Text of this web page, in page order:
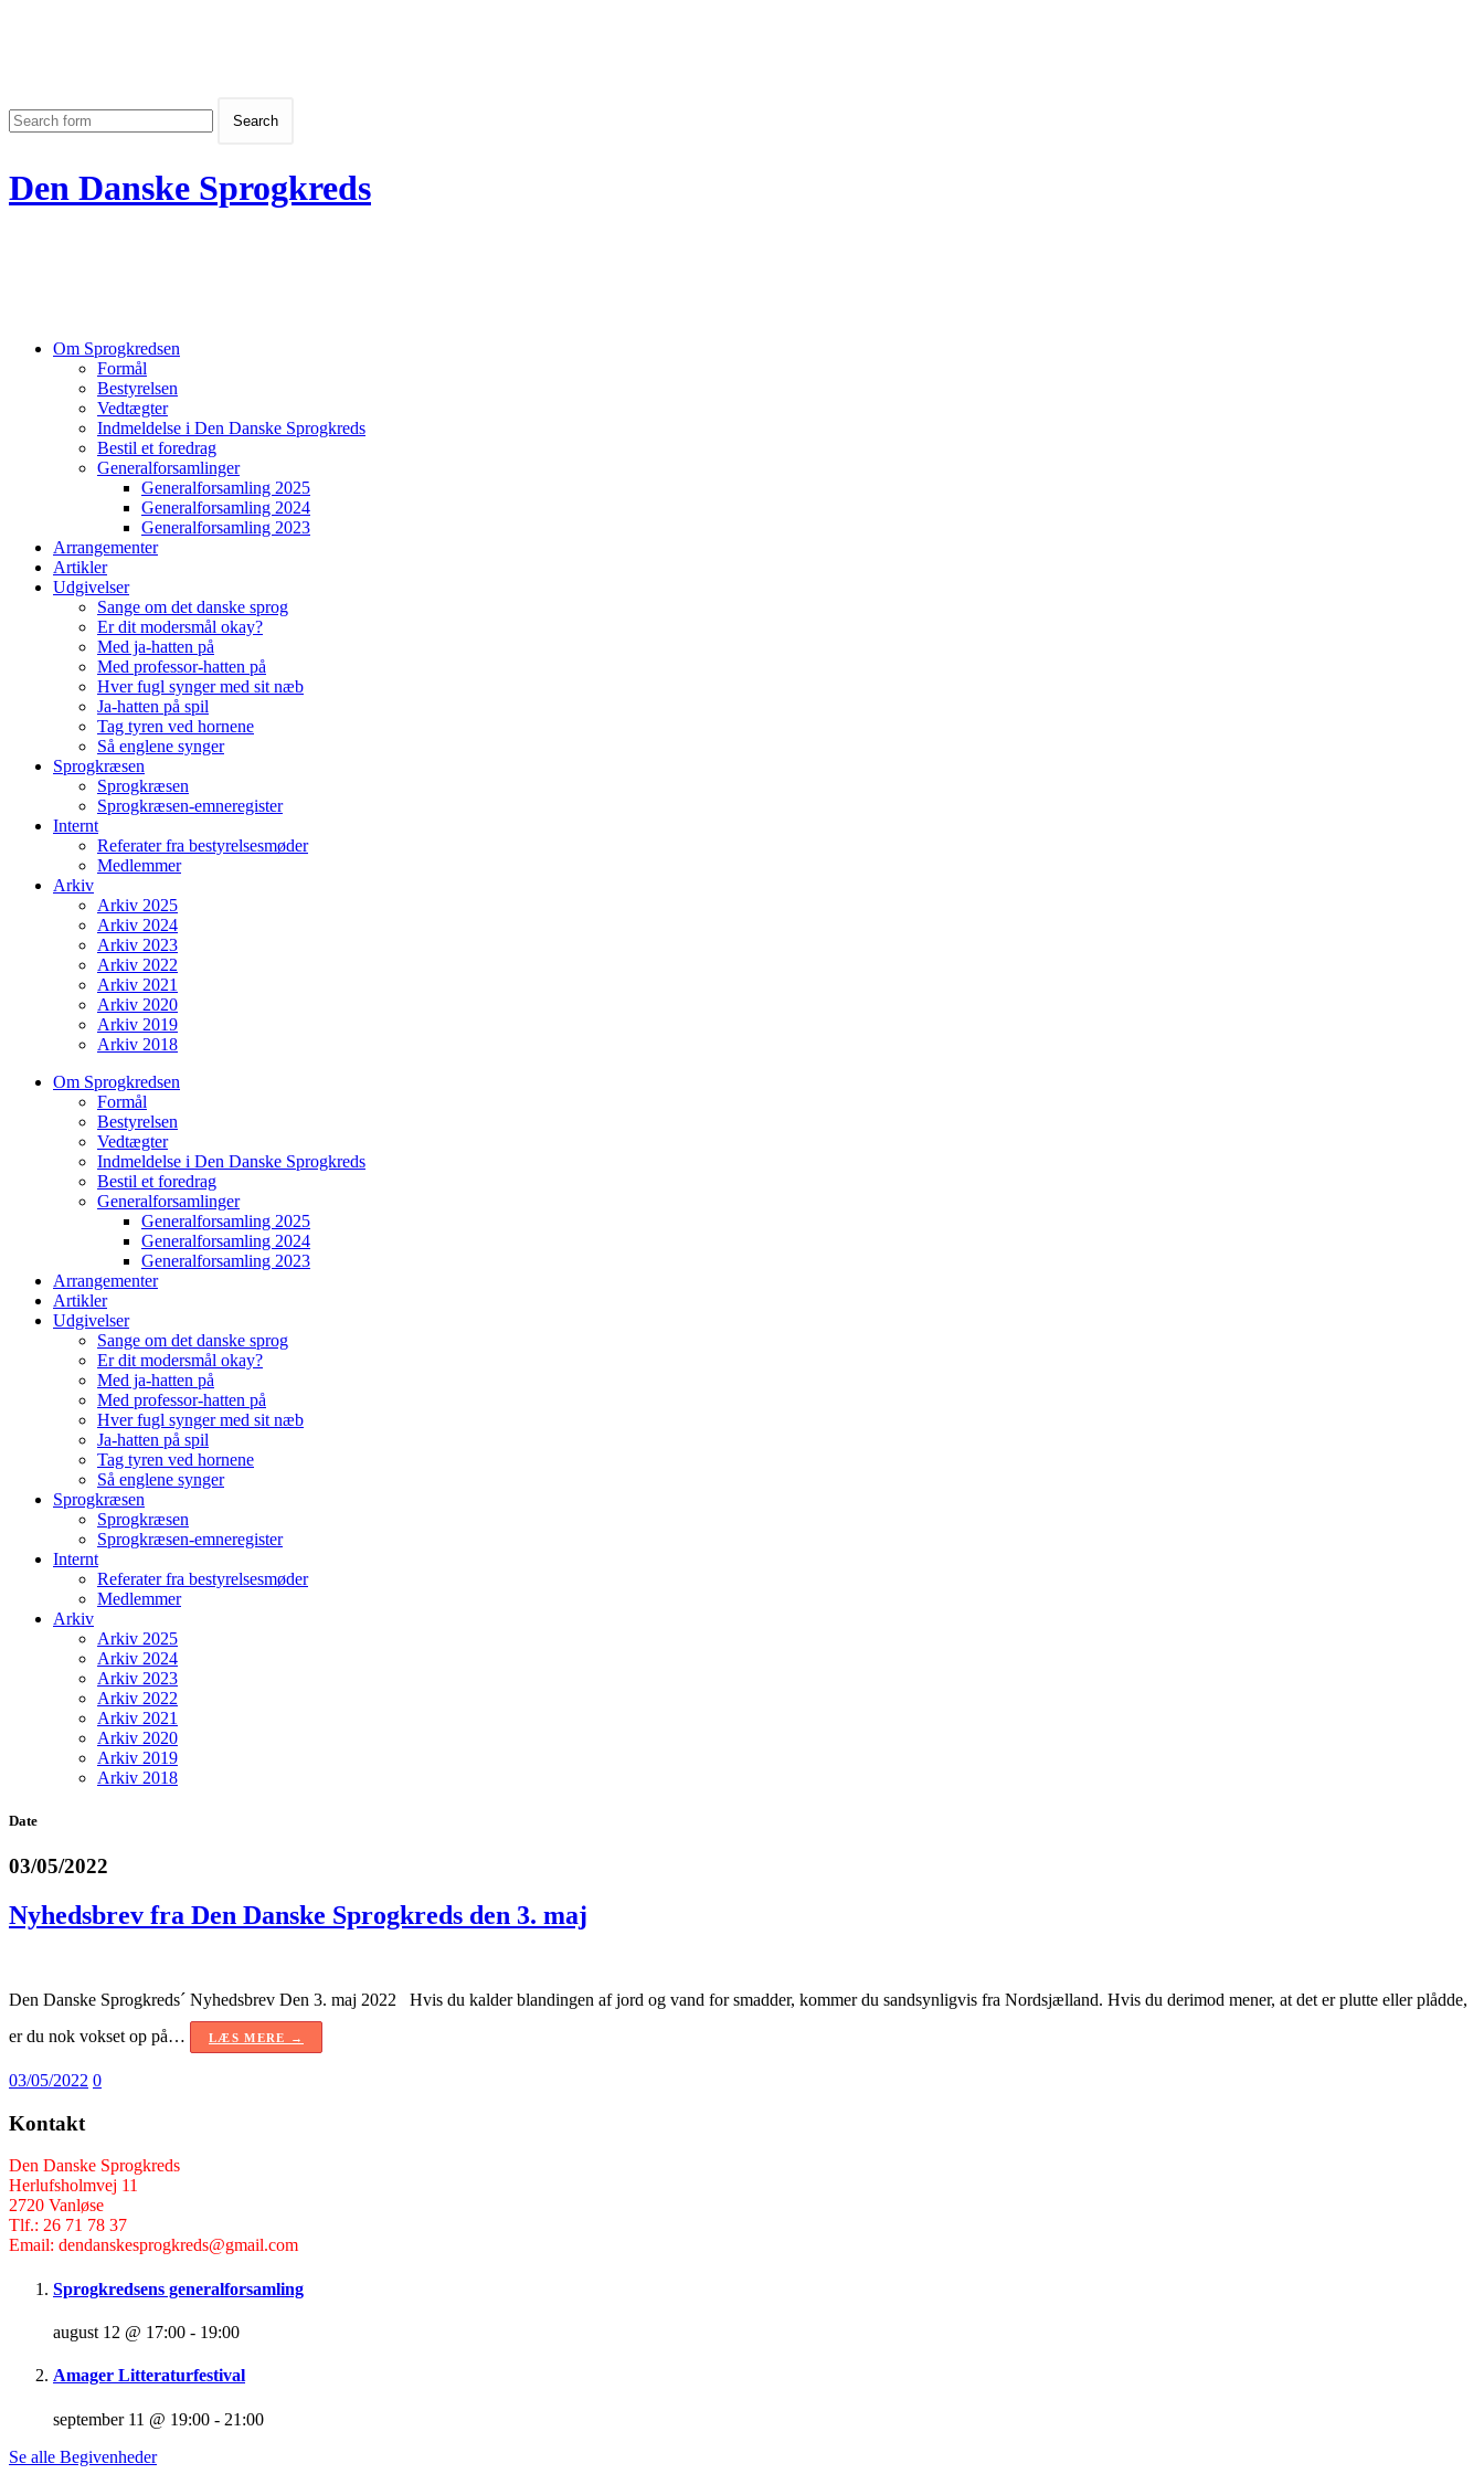
Den Danske Sprogkreds
Om Sprogkredsen
Formål
Bestyrelsen
Vedtægter
Indmeldelse i Den Danske Sprogkreds
Bestil et foredrag
Generalforsamlinger
Generalforsamling 2025
Generalforsamling 2024
Generalforsamling 2023
Arrangementer
Artikler
Udgivelser
Sange om det danske sprog
Er dit modersmål okay?
Med ja-hatten på
Med professor-hatten på
Hver fugl synger med sit næb
Ja-hatten på spil
Tag tyren ved hornene
Så englene synger
Sprogkræsen
Sprogkræsen
Sprogkræsen-emneregister
Internt
Referater fra bestyrelsesmøder
Medlemmer
Arkiv
Arkiv 2025
Arkiv 2024
Arkiv 2023
Arkiv 2022
Arkiv 2021
Arkiv 2020
Arkiv 2019
Arkiv 2018
Om Sprogkredsen
Formål
Bestyrelsen
Vedtægter
Indmeldelse i Den Danske Sprogkreds
Bestil et foredrag
Generalforsamlinger
Generalforsamling 2025
Generalforsamling 2024
Generalforsamling 2023
Arrangementer
Artikler
Udgivelser
Sange om det danske sprog
Er dit modersmål okay?
Med ja-hatten på
Med professor-hatten på
Hver fugl synger med sit næb
Ja-hatten på spil
Tag tyren ved hornene
Så englene synger
Sprogkræsen
Sprogkræsen
Sprogkræsen-emneregister
Internt
Referater fra bestyrelsesmøder
Medlemmer
Arkiv
Arkiv 2025
Arkiv 2024
Arkiv 2023
Arkiv 2022
Arkiv 2021
Arkiv 2020
Arkiv 2019
Arkiv 2018
Date
03/05/2022
Nyhedsbrev fra Den Danske Sprogkreds den 3. maj
Den Danske Sprogkreds´ Nyhedsbrev Den 3. maj 2022 Hvis du kalder blandingen af jord og vand for smadder, kommer du sandsynligvis fra Nordsjælland. Hvis du derimod mener, at det er plutte eller plådde,
er du nok vokset op på…
LÆS MERE →
03/05/2022 0
Kontakt
Den Danske Sprogkreds
Herlufsholmvej 11
2720 Vanløse
Tlf.: 26 71 78 37
Email: dendanskesprogkreds@gmail.com
Sprogkredsens generalforsamling
august 12 @ 17:00 - 19:00
Amager Litteraturfestival
september 11 @ 19:00 - 21:00
Se alle Begivenheder